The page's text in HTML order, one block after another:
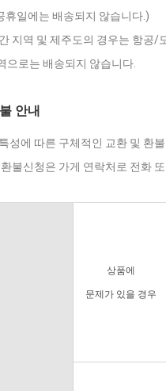
휴일에는 배송되지 않습니다.)
지역 및 제주도의 경우는 항공/
으로는 배송되지 않습니다.
안내
성에 따른 구체적인 교환 및 환
불신청은 가게 연락처로 전화
상품에
문제가 있을 경우